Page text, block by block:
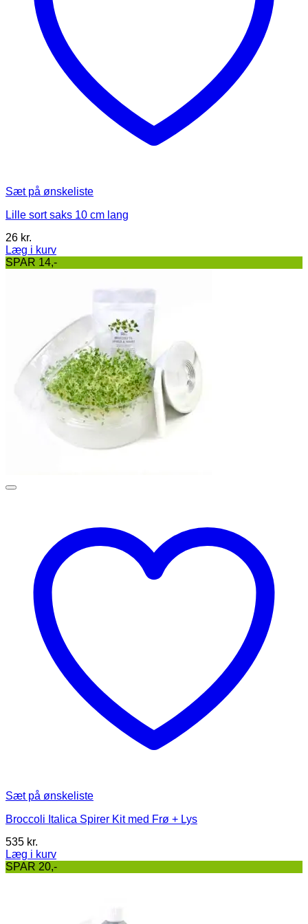
Sæt på ønskeliste
Lille sort saks 10 cm lang
26 kr.
Læg i kurv
SPAR 14,-
Sæt på ønskeliste
Broccoli Italica Spirer Kit med Frø + Lys
535 kr.
Læg i kurv
Dette
SPAR 20,-